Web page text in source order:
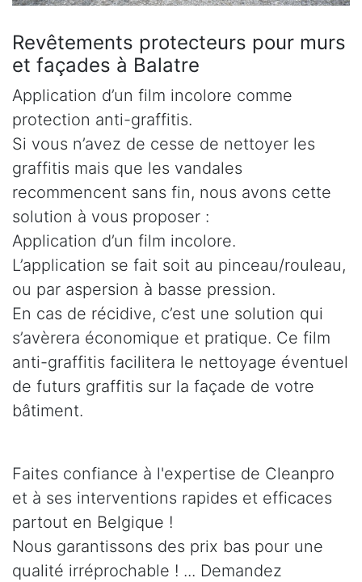
Revêtements protecteurs pour murs
et façades à Balatre
Application d’un film incolore comme
protection anti-graffitis.
Si vous n’avez de cesse de nettoyer les
graffitis mais que les vandales
recommencent sans fin, nous avons cette
solution à vous proposer :
Application d’un film incolore.
L’application se fait soit au pinceau/rouleau,
ou par aspersion à basse pression.
En cas de récidive, c’est une solution qui
s’avèrera économique et pratique. Ce film
anti-graffitis facilitera le nettoyage éventuel
de futurs graffitis sur la façade de votre
bâtiment.
Faites confiance à l'expertise de Cleanpro
et à ses interventions rapides et efficaces
partout en Belgique !
Nous garantissons des prix bas pour une
qualité irréprochable ! ... Demandez